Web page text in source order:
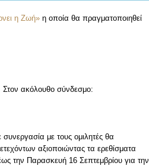
η Ζωή» η οποία θα πραγματοποιηθεί
Στον ακόλουθο σύνδεσμο:
συνεργασία με τους ομιλητές θα
αξιοποιώντας τα ερεθίσματα
την Παρασκευή 16 Σεπτεμβρίου για την